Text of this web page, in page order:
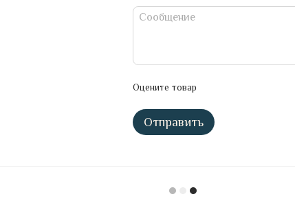
Оцените товар
Отправить